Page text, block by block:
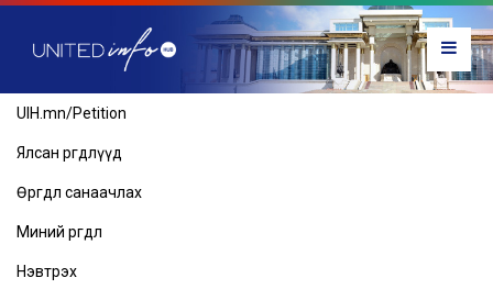
UIH.mn/Petition
Ялсан өргөдлүүд
Өргөдөл санаачлах
Миний өргөдөл
Нэвтрэх